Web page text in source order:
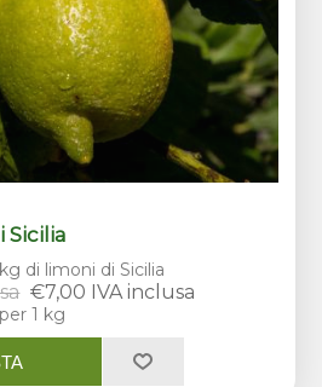
Sicilia
di limoni di Sicilia
€7,00 IVA inclusa
1 kg